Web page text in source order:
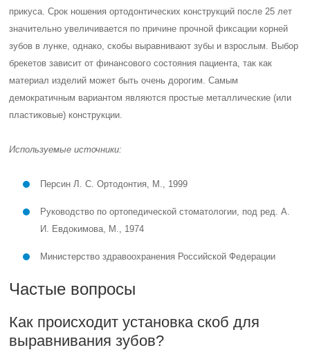
прикуса. Срок ношения ортодонтических конструкций после 25 лет
значительно увеличивается по причине прочной фиксации корней
зубов в лунке, однако, скобы выравнивают зубы и взрослым. Выбор
брекетов зависит от финансового состояния пациента, так как
материал изделий может быть очень дорогим. Самым
демократичным вариантом являются простые металлические (или
пластиковые) конструкции.
Используемые источники:
Персин Л. С. Ортодонтия, М., 1999
Руководство по ортопедической стоматологии, под ред. А.
И. Евдокимова, М., 1974
Министерство здравоохранения Российской Федерации
Частые вопросы
Как происходит установка скоб для
выравнивания зубов?